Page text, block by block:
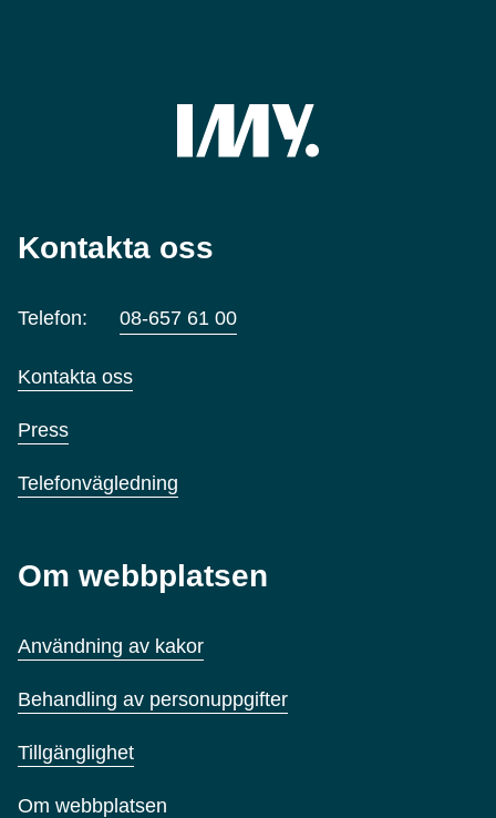
Kontakta oss
Telefon: 08-657 61 00
Kontakta oss
Press
Telefonvägledning
Om webbplatsen
Användning av kakor
Behandling av personuppgifter
Tillgänglighet
Om webbplatsen